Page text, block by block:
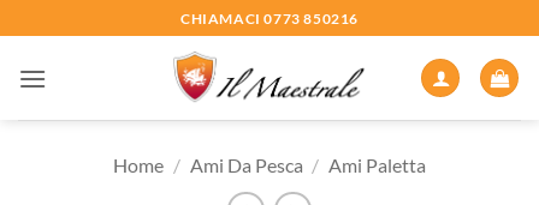
ai
contenuti
CHIAMACI 0773 850216
Home / Ami Da Pesca / Ami Paletta